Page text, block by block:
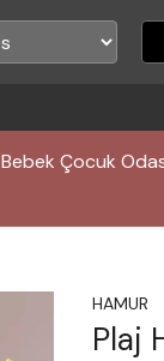
Bebek Çocuk
HAMUR
Plaj